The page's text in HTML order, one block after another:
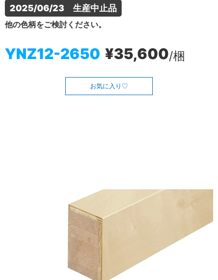
2025/06/23　生産中止品
他の色柄をご検討ください。
YNZ12-2650 ¥35,600/梱
お気に入り